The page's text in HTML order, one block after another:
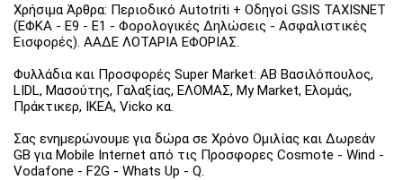
Χρήσιμα Άρθρα: Περιοδικό Autotriti + Οδηγοί GSIS TAXISNET
(ΕΦΚΑ - Ε9 - Ε1 - Φορολογικές Δηλώσεις - Ασφαλιστικές
Εισφορές). ΑΑΔΕ ΛΟΤΑΡΙΑ ΕΦΟΡΙΑΣ.
Φυλλάδια και Προσφορές Super Market: ΑΒ Βασιλόπουλος,
LIDL, Μασούτης, Γαλαξίας, ΕΛΟΜΑΣ, My Market, Ελομάς,
Πράκτικερ, ΙΚΕΑ, Vicko κα.
Σας ενημερώνουμε για δώρα σε Χρόνο Ομιλίας και Δωρεάν
GB για Mobile Internet από τις Προσφορες Cosmote - Wind -
Vodafone - F2G - Whats Up - Q.